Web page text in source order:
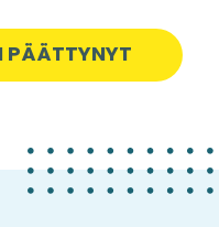
PÄÄTTYNYT